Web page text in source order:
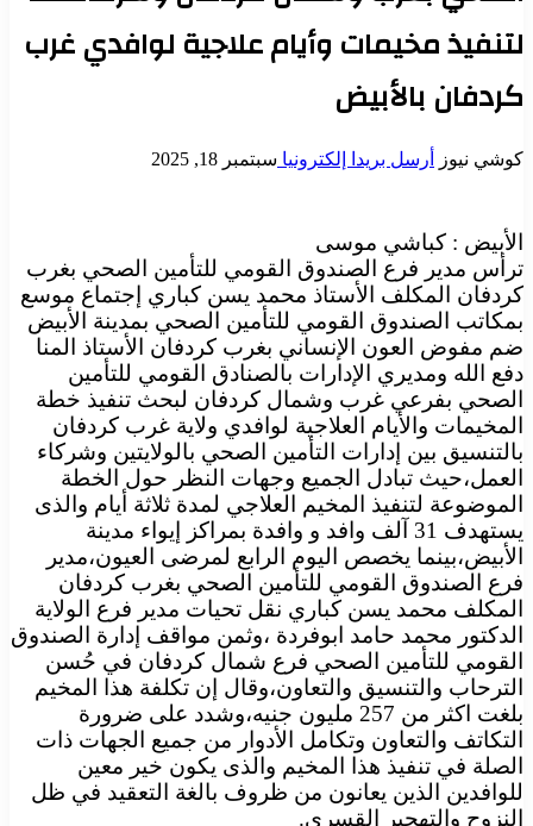
لتنفيذ مخيمات وأيام علاجية لوافدي غرب
كردفان بالأبيض
كوشي نيوز أرسل بريدا إلكترونيا سبتمبر 18, 2025
الأبيض : كباشي موسى
ترأس مدير فرع الصندوق القومي للتأمين الصحي بغرب
كردفان المكلف الأستاذ محمد يسن كباري إجتماع موسع
بمكاتب الصندوق القومي للتأمين الصحي بمدينة الأبيض
ضم مفوض العون الإنساني بغرب كردفان الأستاذ المنا
دفع الله ومديري الإدارات بالصنادق القومي للتأمين
الصحي بفرعي غرب وشمال كردفان لبحث تنفيذ خطة
المخيمات والأيام العلاجية لوافدي ولاية غرب كردفان
بالتنسيق بين إدارات التأمين الصحي بالولايتين وشركاء
العمل،حيث تبادل الجميع وجهات النظر حول الخطة
الموضوعة لتنفيذ المخيم العلاجي لمدة ثلاثة أيام والذى
يستهدف 31 آلف وافد و وافدة بمراكز إيواء مدينة
الأبيض،بينما يخصص اليوم الرابع لمرضى العيون،مدير
فرع الصندوق القومي للتأمين الصحي بغرب كردفان
المكلف محمد يسن كباري نقل تحيات مدير فرع الولاية
الدكتور محمد حامد ابوفردة ،وثمن مواقف إدارة الصندوق
القومي للتأمين الصحي فرع شمال كردفان في حُسن
الترحاب والتنسيق والتعاون،وقال إن تكلفة هذا المخيم
بلغت اكثر من 257 مليون جنيه،وشدد على ضرورة
التكاتف والتعاون وتكامل الأدوار من جميع الجهات ذات
الصلة في تنفيذ هذا المخيم والذى يكون خير معين
للوافدين الذين يعانون من ظروف بالغة التعقيد في ظل
النزوح والتهجير القسرى.